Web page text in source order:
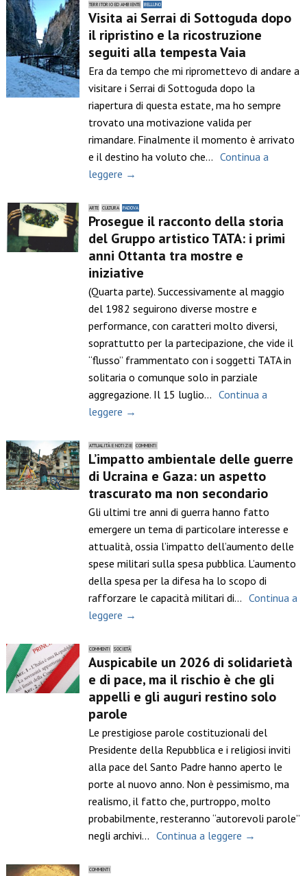
TERRITORIO ED AMBIENTE BELLUNO
Visita ai Serrai di Sottoguda dopo
il ripristino e la ricostruzione
seguiti alla tempesta Vaia
Era da tempo che mi ripromettevo di andare a
visitare i Serrai di Sottoguda dopo la
riapertura di questa estate, ma ho sempre
trovato una motivazione valida per
rimandare. Finalmente il momento è arrivato
e il destino ha voluto che… Continua a
leggere →
ARTE CULTURA PADOVA
Prosegue il racconto della storia
del Gruppo artistico TATA: i primi
anni Ottanta tra mostre e
iniziative
(Quarta parte). Successivamente al maggio
del 1982 seguirono diverse mostre e
performance, con caratteri molto diversi,
soprattutto per la partecipazione, che vide il
“flusso” frammentato con i soggetti TATA in
solitaria o comunque solo in parziale
aggregazione. Il 15 luglio… Continua a
leggere →
ATTUALITÀ E NOTIZIE COMMENTI
L’impatto ambientale delle guerre
di Ucraina e Gaza: un aspetto
trascurato ma non secondario
Gli ultimi tre anni di guerra hanno fatto
emergere un tema di particolare interesse e
attualità, ossia l’impatto dell’aumento delle
spese militari sulla spesa pubblica. L’aumento
della spesa per la difesa ha lo scopo di
rafforzare le capacità militari di… Continua a
leggere →
COMMENTI SOCIETÀ
Auspicabile un 2026 di solidarietà
e di pace, ma il rischio è che gli
appelli e gli auguri restino solo
parole
Le prestigiose parole costituzionali del
Presidente della Repubblica e i religiosi inviti
alla pace del Santo Padre hanno aperto le
porte al nuovo anno. Non è pessimismo, ma
realismo, il fatto che, purtroppo, molto
probabilmente, resteranno “autorevoli parole”
negli archivi… Continua a leggere →
COMMENTI